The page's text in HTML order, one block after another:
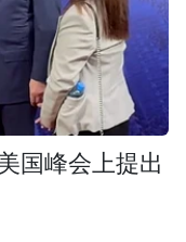
国峰会上提出